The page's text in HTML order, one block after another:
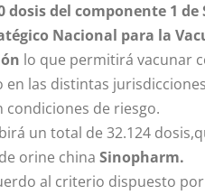
dosis del componente 1 de
Nacional para la
lo que permitirá vacunar
en las distintas
condiciones de riesgo.
un total de 32.124
orine china Sinopharm.
al criterio dispuesto